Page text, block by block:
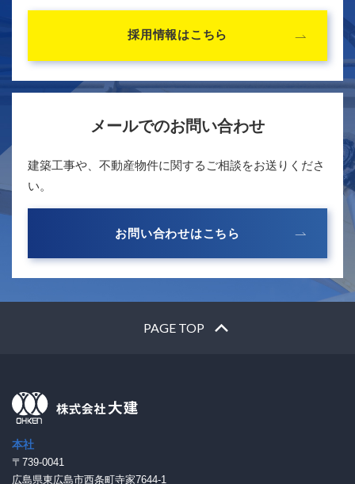
採用情報はこちら
メールでのお問い合わせ
建築工事や、不動産物件に関するご相談をお送りくださ
い。
お問い合わせはこちら
PAGE TOP
本社
〒739-0041
広島県東広島市西条町寺家7644-1